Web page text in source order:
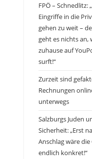
FPÖ – Schnedlitz:
Eingriffe in die
gehen zu weit –
geht es nichts an,
zuhause auf
surft!“
Zurzeit sind
Rechnungen
unterwegs
Salzburgs Juden
Sicherheit: „Erst
Anschlag wäre die
endlich konkret!“